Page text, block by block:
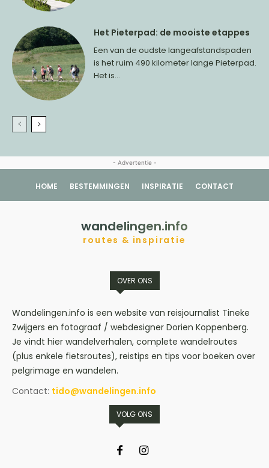
Het Pieterpad: de mooiste etappes
Een van de oudste langeafstandspaden
is het ruim 490 kilometer lange Pieterpad.
Het is...
- Advertentie -
HOME BESTEMMINGEN INSPIRATIE CONTACT
wandelingen.info
routes & inspiratie
OVER ONS
Wandelingen.info is een website van reisjournalist Tineke
Zwijgers en fotograaf / webdesigner Dorien Koppenberg.
Je vindt hier wandelverhalen, complete wandelroutes
(plus enkele fietsroutes), reistips en tips voor boeken over
pelgrimage en wandelen.
Contact: tido@wandelingen.info
VOLG ONS